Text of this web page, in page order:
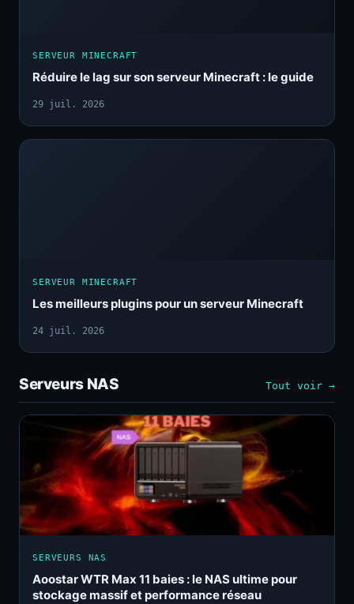
SERVEUR MINECRAFT
Réduire le lag sur son serveur Minecraft : le guide
29 juil. 2026
SERVEUR MINECRAFT
Les meilleurs plugins pour un serveur Minecraft
24 juil. 2026
Serveurs NAS Tout voir →
SERVEURS NAS
Aoostar WTR Max 11 baies : le NAS ultime pour
stockage massif et performance réseau